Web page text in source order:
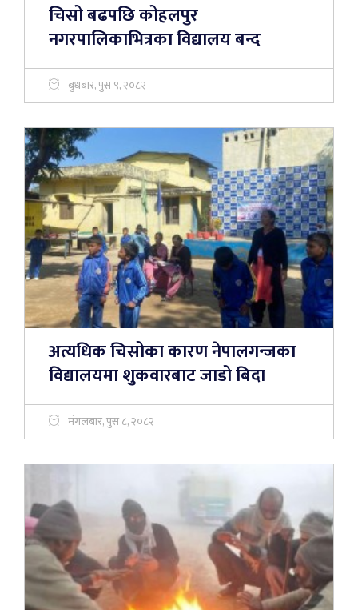
चिसो बढपछि कोहलपुर
नगरपालिकाभित्रका विद्यालय बन्द
बुधबार, पुस ९, २०८२
अत्यधिक चिसोका कारण नेपालगन्जका
विद्यालयमा शुकवारबाट जाडो बिदा
मंगलबार, पुस ८, २०८२